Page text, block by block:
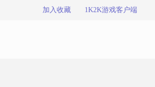
加入收藏 1K2K游戏客户端